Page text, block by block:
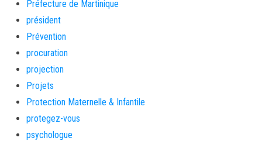
Préfecture de Martinique
président
Prévention
procuration
projection
Projets
Protection Maternelle & Infantile
protegez-vous
psychologue